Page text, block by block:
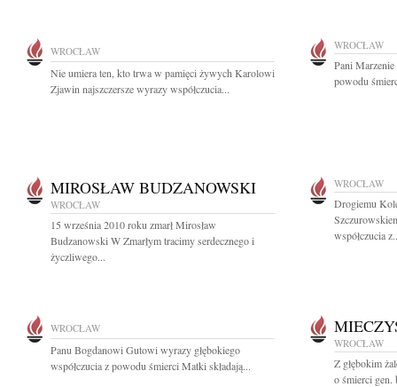
WROCŁAW
Nie umiera ten, kto trwa w pamięci żywych Karolowi
Zjawin najszczersze wyrazy współczucia...
WROCŁAW
Pani Marzenie
powodu
MIROSŁAW BUDZANOWSKI
WROCŁAW
15 września 2010 roku zmarł Mirosław
Budzanowski W Zmarłym tracimy serdecznego i
życzliwego...
WROCŁAW
Drogiemu
współczucia
WROCŁAW
Panu Bogdanowi Gutowi wyrazy głębokiego
współczucia z powodu śmierci Matki składają...
WROCŁAW
Z głębokim
o śmierci gen.